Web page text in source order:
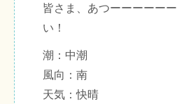
皆さま、あつーーーーー
い！
潮：中潮
風向：南
天気：快晴